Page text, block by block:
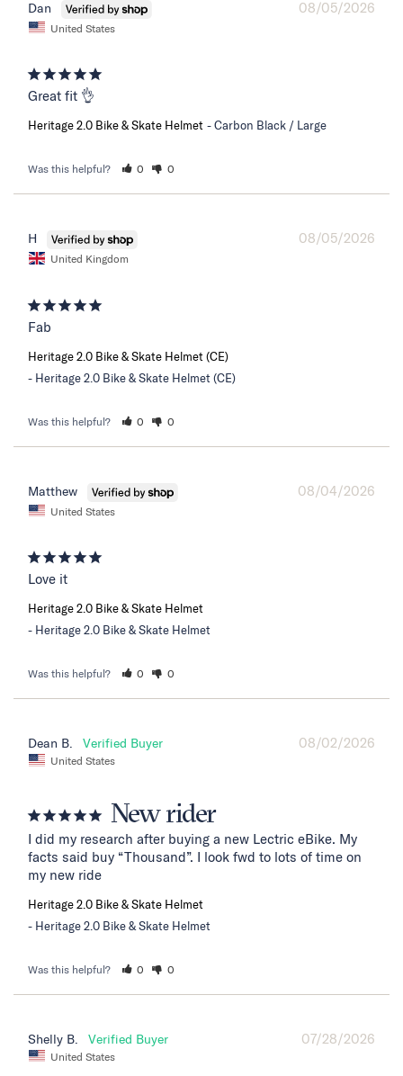
08/05/2026
Dan
United States
Great fit 👌
Heritage 2.0 Bike & Skate Helmet Carbon Black / Large
Was this helpful? 0 0
08/05/2026
H
United Kingdom
Fab
Heritage 2.0 Bike & Skate Helmet (CE)
Heritage 2.0 Bike & Skate Helmet (CE)
Was this helpful? 0 0
08/04/2026
Matthew
United States
Love it
Heritage 2.0 Bike & Skate Helmet
Heritage 2.0 Bike & Skate Helmet
Was this helpful? 0 0
08/02/2026
Dean B.
United States
New rider
I did my research after buying a new Lectric eBike. My
facts said buy “Thousand”. I look fwd to lots of time on
my new ride
Heritage 2.0 Bike & Skate Helmet
Heritage 2.0 Bike & Skate Helmet
Was this helpful? 0 0
07/28/2026
Shelly B.
United States